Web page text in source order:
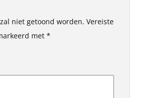
niet getoond worden. Vereiste
met *